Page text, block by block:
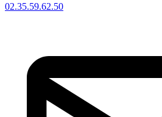
02.35.59.62.50